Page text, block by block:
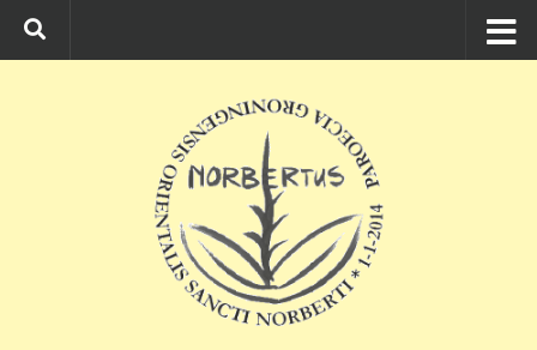
Ga naar de inhoud